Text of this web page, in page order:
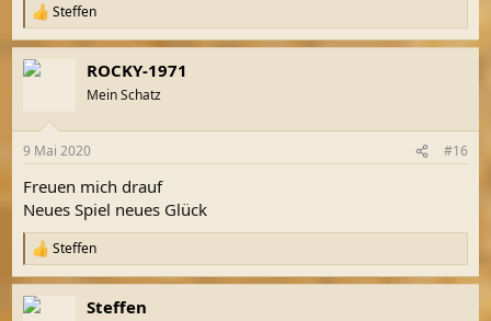
R
e
a
k
e
:
Steffen
ROCKY-1971
Mein Schatz
9 Mai 2020 #16
Freuen mich drauf
Neues Spiel neues Glück
R
e
a
k
Steffen
Steffen